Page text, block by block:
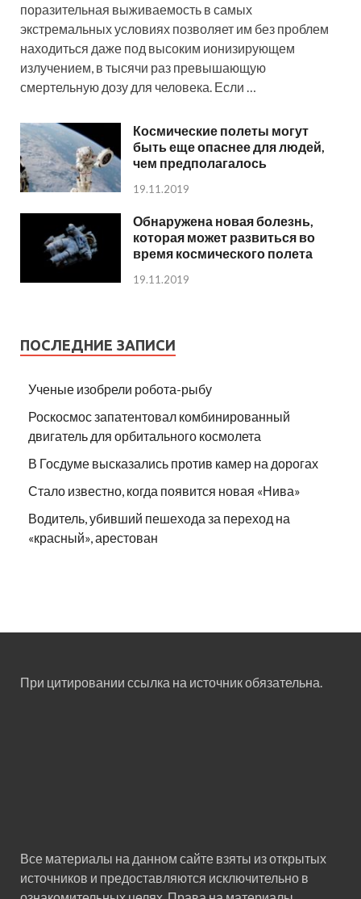
поразительная выживаемость в самых
экстремальных условиях позволяет им без проблем
находиться даже под высоким ионизирующем
излучением, в тысячи раз превышающую
смертельную дозу для человека. Если …
Космические полеты могут
быть еще опаснее для людей,
чем предполагалось
19.11.2019
Обнаружена новая болезнь,
которая может развиться во
время космического полета
19.11.2019
ПОСЛЕДНИЕ ЗАПИСИ
Ученые изобрели робота-рыбу
Роскосмос запатентовал комбинированный
двигатель для орбитального космолета
В Госдуме высказались против камер на дорогах
Стало известно, когда появится новая «Нива»
Водитель, убивший пешехода за переход на
«красный», арестован
При цитировании ссылка на источник обязательна.
Все материалы на данном сайте взяты из открытых
источников и предоставляются исключительно в